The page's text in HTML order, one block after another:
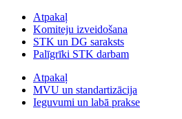
Atpakaļ
Komiteju izveidošana
STK un DG saraksts
Palīgrīki STK darbam
Atpakaļ
MVU un standartizācija
Ieguvumi un labā prakse